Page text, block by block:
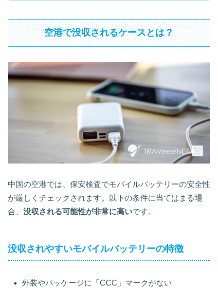
空港で没収されるケースとは？
中国の空港では、保安検査でモバイルバッテリーの安全性
が厳しくチェックされます。以下の条件に当てはまる場
合、 没収される可能性が非常に高いです。
没収されやすいモバイルバッテリーの特徴
外装やパッケージに「CCC」マークがない